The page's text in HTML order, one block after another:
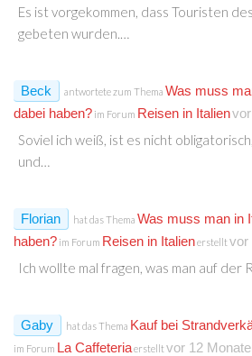
Es ist vorgekommen, dass Touristen
gebeten wurden.…
Beck antwortete zum Thema Was muss
dabei haben? im Forum Reisen in Italien
Soviel ich weiß, ist es nicht
und…
Florian hat das Thema Was muss man in
haben? im Forum Reisen in Italienerstellt vor
Ich wollte mal fragen, was man auf der
Gaby hat das Thema Kauf bei
im Forum La Caffeteriaerstellt vor 12